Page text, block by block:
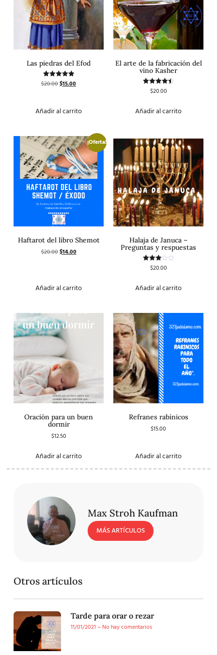
Las piedras del Efod
Valorado
con
$20.00$15.00
Añadir al carrito
El arte de la fabricación del
vino Kasher
Valorado
$20.00
Añadir al carrito
¡Oferta!
Haftarot del libro Shemot
$20.00$14.00
Añadir al carrito
Halaja de Januca –
Preguntas y respuestas
Valorado
con
$20.00
Añadir al carrito
Oración para un buen
dormir
$12.50
Añadir al carrito
Refranes rabínicos
$15.00
Añadir al carrito
Max Stroh Kaufman
MÁS ARTÍCULOS
Otros artículos
Tarde para orar o rezar
11/01/2021
No hay comentarios